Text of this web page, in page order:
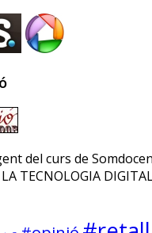
leído el artículo
hoy en El País
sufrir bullying en
del curs de
TECNOLOGIA